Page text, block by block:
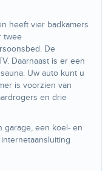
heeft vier badkamers
twee
De
Daarnaast is er een
Uw auto kunt u
is voorzien van
en drie
garage, een koel- en